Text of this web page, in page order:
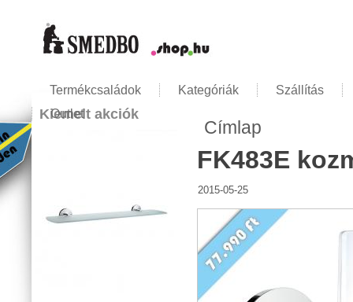
Termékcsaládok Kategóriák
Szállítás
Outlet
Kiemelt akciók
Jelenlegi hely
Címlap
FK483E
2015-05-25